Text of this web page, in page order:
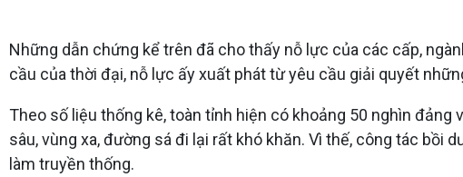
Những dẫn chứng kể trên đã cho thấy nỗ lực của các cấp,
cầu của thời đại, nỗ lực ấy xuất phát từ yêu cầu giải quyết
Theo số liệu thống kê, toàn tỉnh hiện có khoảng 50 nghìn
sâu, vùng xa, đường sá đi lại rất khó khăn. Vì thế, công tác bồi
làm truyền thống.